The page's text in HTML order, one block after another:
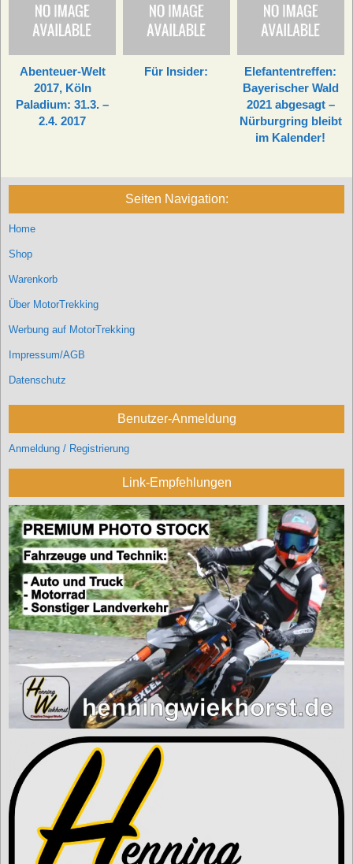
Abenteuer-Welt
2017, Köln
Paladium: 31.3. –
2.4. 2017
Für Insider:
Elefantentreffen:
Bayerischer Wald
2021 abgesagt –
Nürburgring bleibt
im Kalender!
Seiten Navigation:
Home
Shop
Warenkorb
Über MotorTrekking
Werbung auf MotorTrekking
Impressum/AGB
Datenschutz
Benutzer-Anmeldung
Anmeldung / Registrierung
Link-Empfehlungen